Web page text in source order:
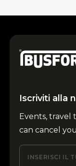
Iscriviti alla
Events, travel
can cancel
INSERISCI IL